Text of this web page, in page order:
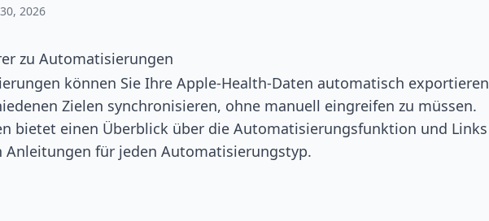
2026
zu Automatisierungen
können Sie Ihre Apple-Health-Daten automatisch exportieren
Zielen synchronisieren, ohne manuell eingreifen zu müssen.
bietet einen Überblick über die Automatisierungsfunktion und Links
Anleitungen für jeden Automatisierungstyp.